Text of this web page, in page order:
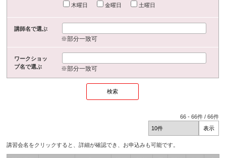
木曜日
金曜日 土曜日
講師名で選ぶ
※部分一致可
ワークショッ
プ名で選ぶ
※部分一致可
66 -66件 /66件
講習会名をクリックすると、詳細が確認でき、お申込みも可能です。